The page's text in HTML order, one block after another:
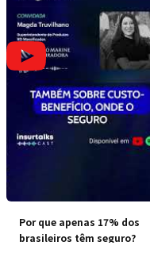
Por que apenas 17% dos
brasileiros têm seguro?